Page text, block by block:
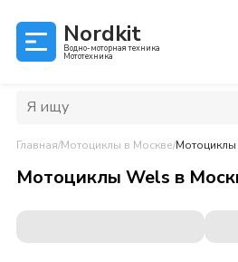
Nordkit
Водно-моторная техника
Мототехника
Главная/Мотоциклы в Москве/Мотоциклы
Мотоциклы Wels в